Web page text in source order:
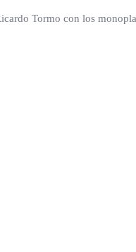
Tormo con los